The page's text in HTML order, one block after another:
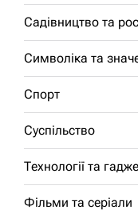
Садівництво та
Символіка та
Спорт
Суспільство
Технології та
Фільми та серіали